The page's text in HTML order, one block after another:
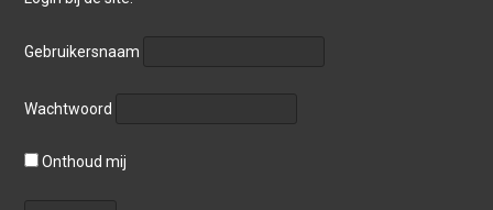
Gebruikersnaam
Wachtwoord
Onthoud mij